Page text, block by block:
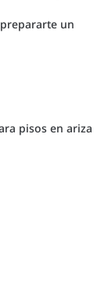
un